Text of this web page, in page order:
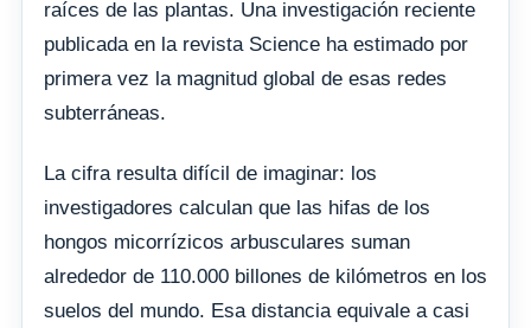
raíces de las plantas. Una investigación reciente
publicada en la revista Science ha estimado por
primera vez la magnitud global de esas redes
subterráneas.
La cifra resulta difícil de imaginar: los
investigadores calculan que las hifas de los
hongos micorrízicos arbusculares suman
alrededor de 110.000 billones de kilómetros en los
suelos del mundo. Esa distancia equivale a casi